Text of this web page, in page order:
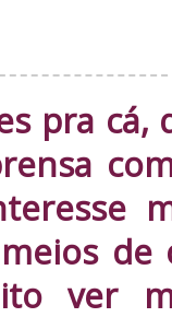
pra cá,
de
ver